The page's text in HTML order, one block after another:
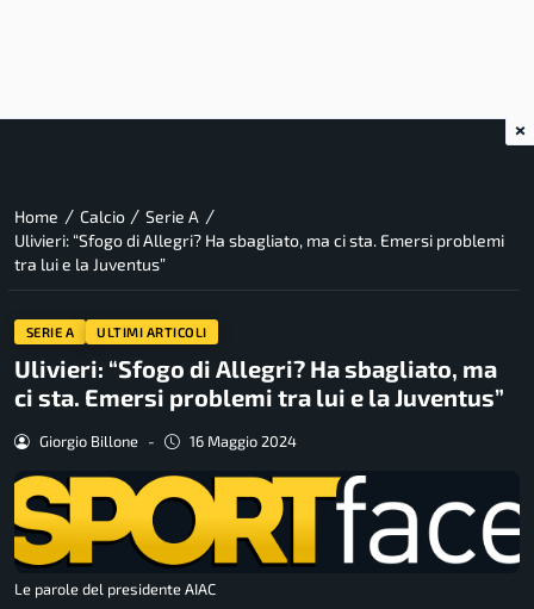
Home / Calcio / Serie A /
Ulivieri: “Sfogo di Allegri? Ha sbagliato, ma ci sta. Emersi problemi
tra lui e la Juventus”
SERIE A ULTIMI ARTICOLI
Ulivieri: “Sfogo di Allegri? Ha sbagliato, ma
ci sta. Emersi problemi tra lui e la Juventus”
Giorgio Billone - 16 Maggio 2024
Le parole del presidente AIAC
×